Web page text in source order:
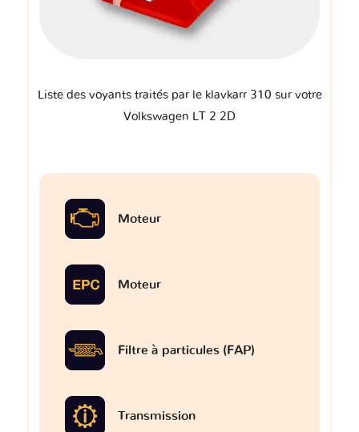
Liste des voyants traités par le klavkarr 310 sur votre
Volkswagen LT 2 2D
Moteur
Moteur
Filtre à particules (FAP)
Transmission